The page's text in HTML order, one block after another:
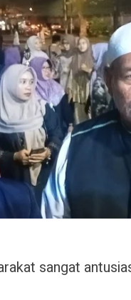
sangat